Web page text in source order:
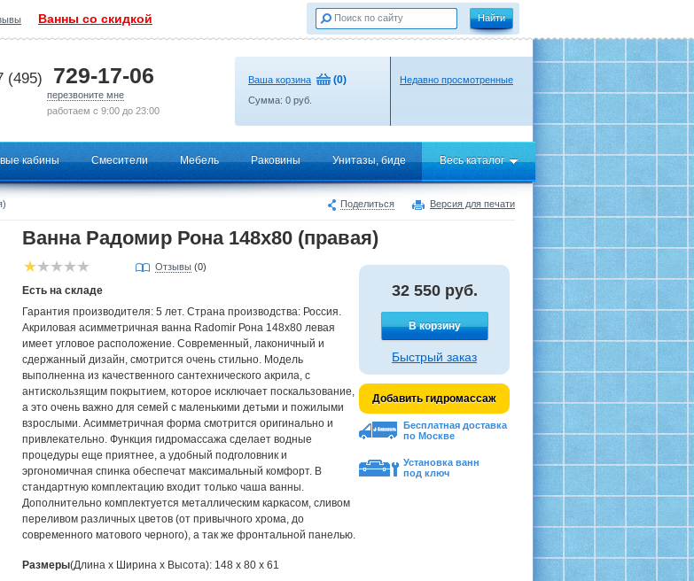
Ванны со скидкой
(495) 729-17-06
перезвоните мне
работаем с 9:00 до 23:00
Ваша корзина (0)
Сумма: 0 руб.
Недавно просмотренные
кабины Смесители Мебель Раковины Унитазы, биде Весь каталог
Поделиться Версия для печати
Ванна Радомир Рона 148x80 (правая)
Отзывы (0)
Есть на складе
Гарантия производителя: 5 лет. Страна производства: Россия.
Акриловая асимметричная ванна Radomir Рона 148х80 левая
имеет угловое расположение. Современный, лаконичный и
сдержанный дизайн, смотрится очень стильно. Модель
выполненна из качественного сантехнического акрила, с
антискользящим покрытием, которое исключает поскальзование,
а это очень важно для семей с маленькими детьми и пожилыми
взрослыми. Асимметричная форма смотрится оригинально и
привлекательно. Функция гидромассажа сделает водные
процедуры еще приятнее, а удобный подголовник и
эргономичная спинка обеспечат максимальный комфорт. В
стандартную комплектацию входит только чаша ванны.
Дополнительно комплектуется металлическим каркасом, сливом
переливом различных цветов (от привычного хрома, до
современного матового черного), а так же фронтальной панелью.
Размеры(Длина х Ширина х Высота): 148 x 80 x 61
32 550 руб.
В корзину
Быстрый заказ
Добавить гидромассаж
Бесплатная доставка
по Москве
Установка ванн
под ключ